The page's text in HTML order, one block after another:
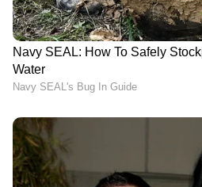
ഉണ്ടാക്കുമെന്ന് കുറിപ്പ് !